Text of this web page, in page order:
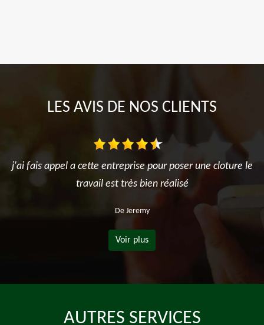
LES AVIS DE NOS CLIENTS
j'ai fais appel a cette entreprise pour poser une cloture le
travail est très bien réalisé
De Jeremy
Voir plus
AUTRES SERVICES